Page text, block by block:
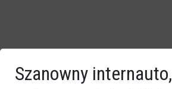
Szanowny internauto,